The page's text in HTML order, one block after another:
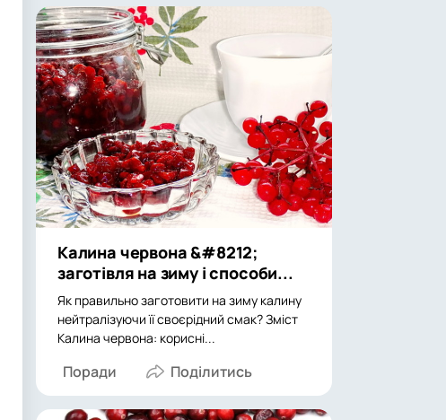
Калина червона &#8212;
заготівля на зиму і способи...
Як правильно заготовити на зиму калину
нейтралізуючи її своєрідний смак? Зміст
Калина червона: корисні...
Поради